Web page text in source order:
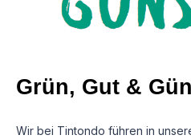
Grün, Gut &
Wir bei Tintondo führen in